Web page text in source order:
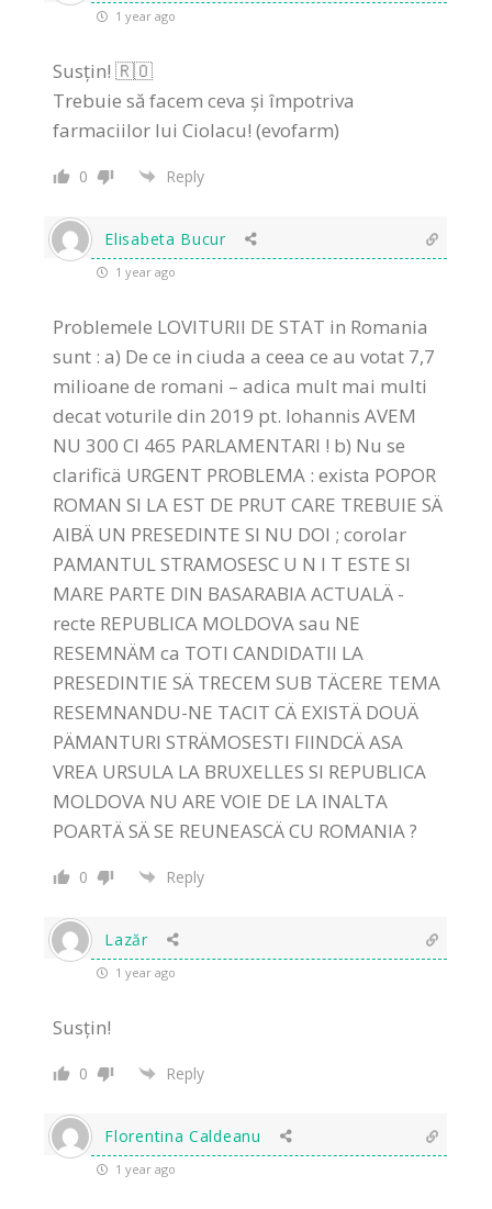
1 year ago
Susțin! 🇷🇴
Trebuie să facem ceva și împotriva
farmaciilor lui Ciolacu! (evofarm)
0 Reply
Elisabeta Bucur
1 year ago
Problemele LOVITURII DE STAT in Romania
sunt : a) De ce in ciuda a ceea ce au votat 7,7
milioane de romani – adica mult mai multi
decat voturile din 2019 pt. Iohannis AVEM
NU 300 CI 465 PARLAMENTARI ! b) Nu se
clarificä URGENT PROBLEMA : exista POPOR
ROMAN SI LA EST DE PRUT CARE TREBUIE SÄ
AIBÄ UN PRESEDINTE SI NU DOI ; corolar
PAMANTUL STRAMOSESC U N I T ESTE SI
MARE PARTE DIN BASARABIA ACTUALÄ -
recte REPUBLICA MOLDOVA sau NE
RESEMNÄM ca TOTI CANDIDATII LA
PRESEDINTIE SÄ TRECEM SUB TÄCERE TEMA
RESEMNANDU-NE TACIT CÄ EXISTÄ DOUÄ
PÄMANTURI STRÄMOSESTI FIINDCÄ ASA
VREA URSULA LA BRUXELLES SI REPUBLICA
MOLDOVA NU ARE VOIE DE LA INALTA
POARTÄ SÄ SE REUNEASCÄ CU ROMANIA ?
0 Reply
Lazăr
1 year ago
Susțin!
0 Reply
Florentina Caldeanu
1 year ago